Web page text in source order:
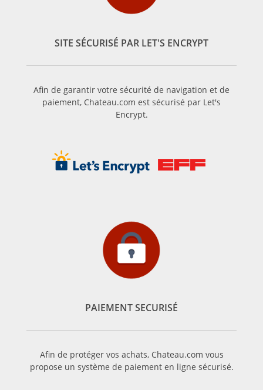
SITE SÉCURISÉ PAR LET'S ENCRYPT
Afin de garantir votre sécurité de navigation et de
paiement, Chateau.com est sécurisé par Let's
Encrypt.
PAIEMENT SECURISÉ
Afin de protéger vos achats, Chateau.com vous
propose un système de paiement en ligne sécurisé.